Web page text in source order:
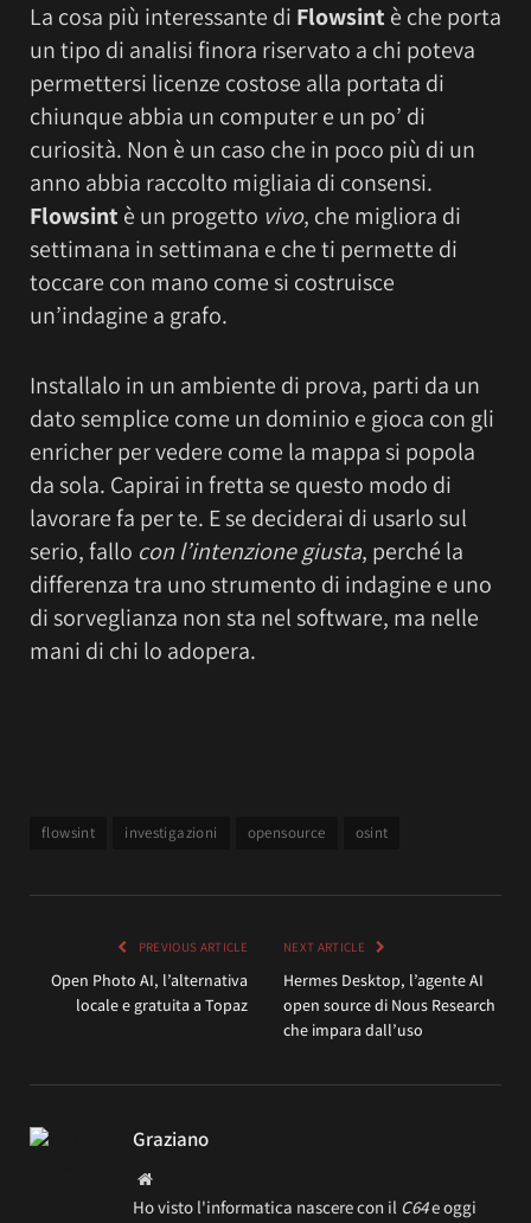
La cosa più interessante di Flowsint è che porta
un tipo di analisi finora riservato a chi poteva
permettersi licenze costose alla portata di
chiunque abbia un computer e un po’ di
curiosità. Non è un caso che in poco più di un
anno abbia raccolto migliaia di consensi.
Flowsint è un progetto vivo, che migliora di
settimana in settimana e che ti permette di
toccare con mano come si costruisce
un’indagine a grafo.
Installalo in un ambiente di prova, parti da un
dato semplice come un dominio e gioca con gli
enricher per vedere come la mappa si popola
da sola. Capirai in fretta se questo modo di
lavorare fa per te. E se deciderai di usarlo sul
serio, fallo con l’intenzione giusta, perché la
differenza tra uno strumento di indagine e uno
di sorveglianza non sta nel software, ma nelle
mani di chi lo adopera.
flowsint investigazioni opensource osint
PREVIOUS ARTICLE
Open Photo AI, l’alternativa
locale e gratuita a Topaz
NEXT ARTICLE
Hermes Desktop, l’agente AI
open source di Nous Research
che impara dall’uso
Graziano
Website
Ho visto l'informatica nascere con il C64e oggi